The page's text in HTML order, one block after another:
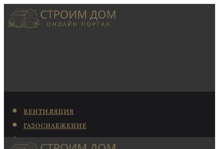
ВЕНТИЛЯЦИЯ
ГАЗОСНАБЖЕНИЕ
КАНАЛИЗАЦИЯ